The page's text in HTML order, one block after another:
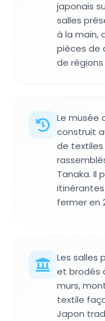
japonais
salles
à la main,
pièces de
de régions
Le musée
construit
de
Tanaka. Il
fermer en
Les salles
et brodés
murs,
textile
Japon